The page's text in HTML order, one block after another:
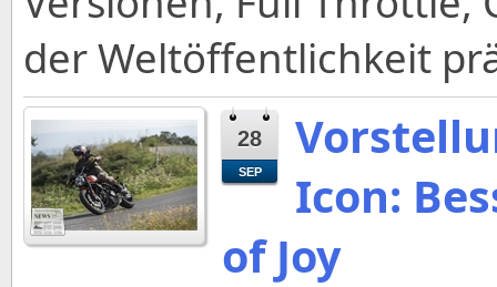
der Weltöffentlichkeit
28
SEP
Icon:
of Joy